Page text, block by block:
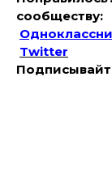
сообществу:
Twitter